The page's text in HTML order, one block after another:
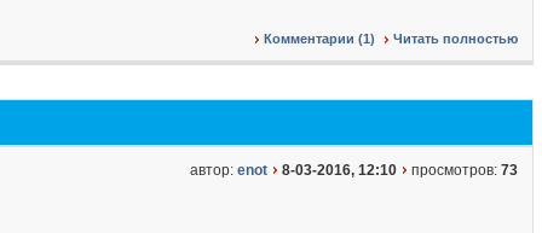
Комментарии (1) Читать полностью
автор: enot 8-03-2016, 12:10 просмотров: 73